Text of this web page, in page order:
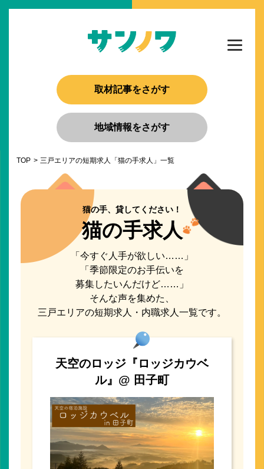
取材記事をさがす
地域情報をさがす
TOP 三戸エリアの短期求人「猫の手求人」一覧
猫の手、貸してください！
猫の手求人
「今すぐ人手が欲しい……」
「季節限定のお手伝いを
募集したいんだけど……」
そんな声を集めた、
三戸エリアの短期求人・内職求人一覧です。
天空のロッジ『ロッジカウベ
ル』@ 田子町